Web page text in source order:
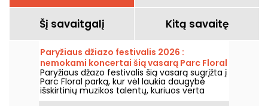
Šį savaitgalį Kitą savaitę
Paryžiaus džiazo festivalis 2026 :
nemokami koncertai šią vasarą Parc Floral
grįžta, programa
Paryžiaus džazo festivalis šią vasarą sugrįžta į
Parc Floral parką, kur vėl laukia daugybė
išskirtinių muzikos talentų, kuriuos verta
pamatyti ir išgirsti įspūdingo kaimo ramybės